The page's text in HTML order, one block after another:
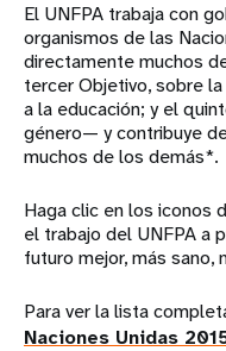
El UNFPA trabaja con
organismos de las
directamente muchos
tercer Objetivo, sobre
a la educación; y el
género— y contribuye
muchos de los demás*.
Haga clic en los iconos
el trabajo del UNFPA a
futuro mejor, más sano,
Para ver la lista
Naciones Unidas